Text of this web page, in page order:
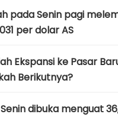
pada Senin pagi
per dolar AS
Ekspansi ke Pasar
Berikutnya?
Senin dibuka menguat